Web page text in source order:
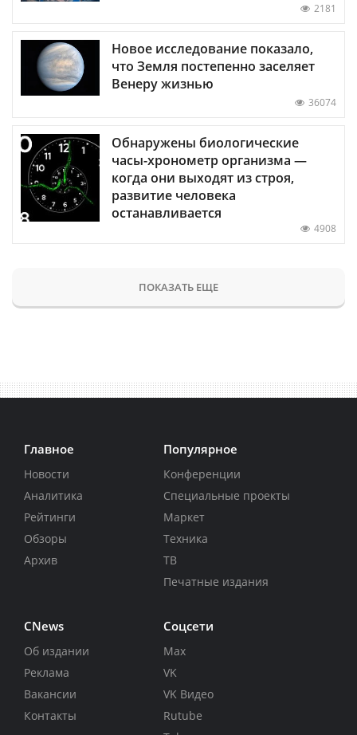
2181
Новое исследование показало,
что Земля постепенно заселяет
Венеру жизнью
36074
Обнаружены биологические
часы-хронометр организма —
когда они выходят из строя,
развитие человека
останавливается
4908
ПОКАЗАТЬ ЕЩЕ
Главное
Новости
Аналитика
Рейтинги
Обзоры
Архив
Популярное
Конференции
Специальные проекты
Маркет
Техника
ТВ
Печатные издания
CNews
Об издании
Реклама
Вакансии
Контакты
Соцсети
Max
VK
VK Видео
Rutube